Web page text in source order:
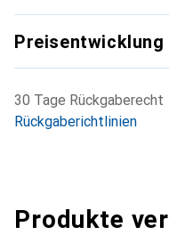
Preisentwicklung
30 Tage Rückgaberecht
Rückgaberichtlinien
Produkte